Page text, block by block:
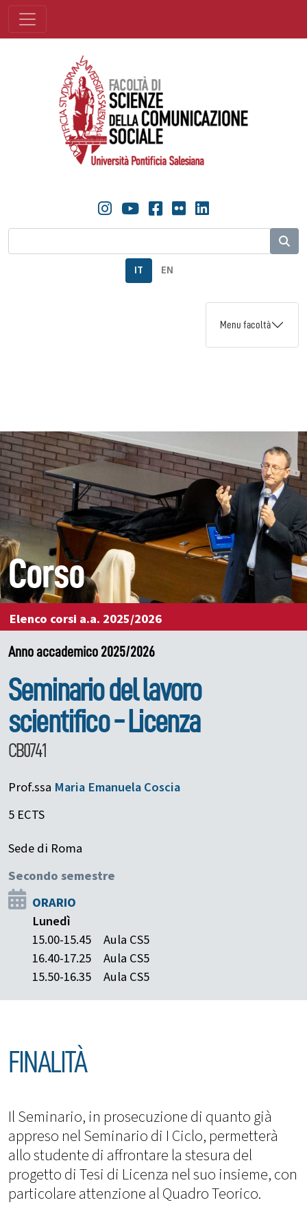
IT EN
Menu facoltà
Corso
Elenco corsi a.a. 2025/2026
Anno accademico 2025/2026
Seminario del lavoro
scientifico - Licenza
CB0741
Prof.ssa Maria EmanuelaCoscia
5 ECTS
Sede di Roma
Secondo semestre
ORARIO
Lunedì
15.00-15.45
Aula CS5
16.40-17.25
Aula CS5
15.50-16.35
Aula CS5
FINALITÀ
Il Seminario, in prosecuzione di quanto già
appreso nel Seminario di I Ciclo, permetterà
allo studente di affrontare la stesura del
progetto di Tesi di Licenza nel suo insieme, con
particolare attenzione al Quadro Teorico.